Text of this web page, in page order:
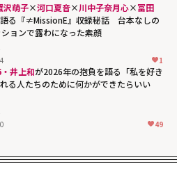
沢萌子×河口夏音×川中子奈月心×冨田
る『≠MissionE』収録秘話 台本なしの
ョンで露わになった素顔
1
井上和が2026年の抱負を語る「私を好き
る人たちのために何かができたらいい
49